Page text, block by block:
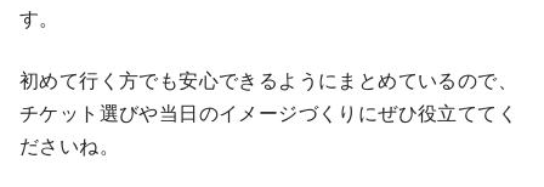
す。
初めて行く方でも安心できるようにまとめているので、
チケット選びや当日のイメージづくりにぜひ役立ててく
ださいね。